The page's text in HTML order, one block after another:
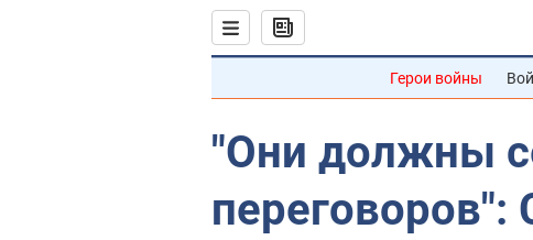
Герои войны
"Они должны
переговоров":